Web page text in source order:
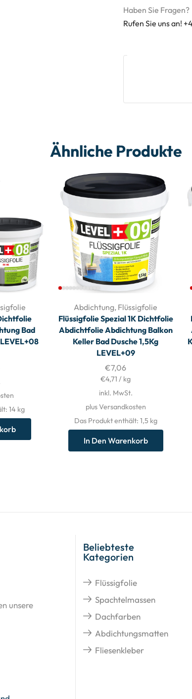
Haben Sie Fragen?
Rufen Sie uns an!
Ähnliche Produkte
Bad
14 kg
Abdichtung, Flüssigfolie
Flüssigfolie Spezial 1K Dichtfolie
Abdichtfolie Abdichtung Balkon
Keller Bad Dusche 1,5Kg
LEVEL+09
€7,06
€4,71 / kg
inkl. MwSt.
plus Versandkosten
Das Produkt enthält: 1,5 kg
In Den Warenkorb
unsere
Beliebteste
Kategorien
Flüssigfolie
Spachtelmassen
Dachfarben
Abdichtungsmatten
Fliesenkleber